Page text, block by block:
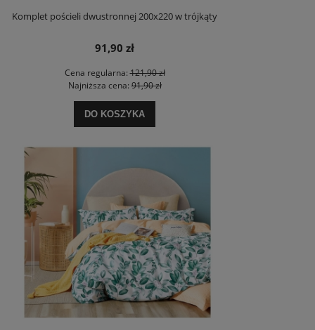
Komplet pościeli dwustronnej 200x220 w trójkąty
91,90 zł
Cena regularna:121,90 zł
Najniższa cena:91,90 zł
DO KOSZYKA